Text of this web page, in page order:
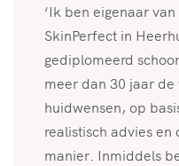
‘Ik ben eigenaar
SkinPerfect in
gediplomeerd
meer dan 30 jaar
huidwensen, op
realistisch advies
manier. Inmiddels